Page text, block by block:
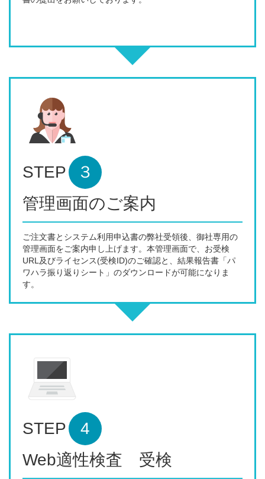
STEP
３
管理画面のご案内
ご注文書とシステム利用申込書の弊社受領後、御社専用の
管理画面をご案内申し上げます。本管理画面で、お受検
URL及びライセンス(受検ID)のご確認と、結果報告書「パ
ワハラ振り返りシート」のダウンロードが可能になりま
す。
STEP
4
Web適性検査 受検